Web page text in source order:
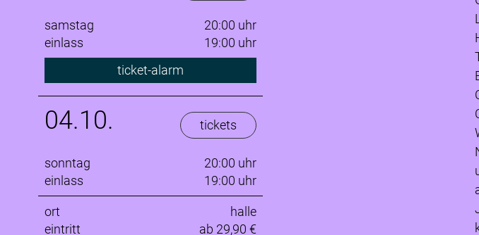
samstag
20:00 uhr
einlass
19:00 uhr
ticket-alarm
04.10. tickets
sonntag
20:00 uhr
einlass
19:00 uhr
ort
halle
eintritt
ab 29,90 €